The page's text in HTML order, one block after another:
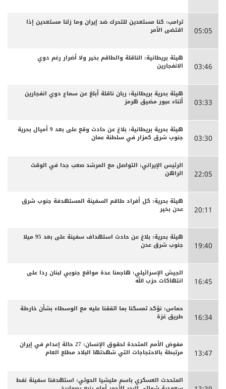
05:05
ترامب: كنا مستعدين للتحرك ضد إيران وما زلنا مستعدين إذا
اقتضى الأمر
03:46
هيئة بريطانية: الناقلة والطاقم بخير ولا أضرار رغم دوي
الانفجارين
03:33
هيئة بحرية بريطانية: ربان ناقلة أبلغ عن سماع دوي انفجارين
أثناء عبور مضيق هرمز
03:30
هيئة بحرية بريطانية: بلاغ عن حادث وقع على بعد 9 أميال بحرية
جنوب شرق كمزار في سلطنة عمان
22:05
الرئيس الإيراني: التواصل مع المرشد صعب جدا في الوقت
الراهن
20:11
هيئة بحرية: كل أفراد طاقم السفينة المستهدفة جنوب شرق
عدن بخير
19:40
هيئة بحرية: بلاغ عن حادث استهداف سفينة على بعد 95 ميلا
جنوب شرق عدن
16:45
الجيش الإسرائيلي: هاجمنا عدة مواقع جنوبي لبنان ردا على
انتهاكات حزب الله
16:34
حماس: نؤكد تمسكنا بما اتفقنا عليه مع الوسطاء بشأن خارطة
طريق غزة
13:47
مفوض الأمم المتحدة لحقوق الإنسان: 27 حالة إعدام في إيران
مرتبطة بالاحتجاجات التي شهدتها البلاد مطلع العام
المتحدث العسكري باسم مليشيا الحوثي: استهدفنا سفينة نفط